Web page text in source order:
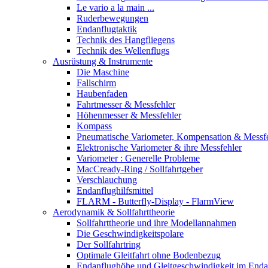
Le vario a la main ...
Ruderbewegungen
Endanflugtaktik
Technik des Hangfliegens
Technik des Wellenflugs
Ausrüstung & Instrumente
Die Maschine
Fallschirm
Haubenfaden
Fahrtmesser & Messfehler
Höhenmesser & Messfehler
Kompass
Pneumatische Variometer, Kompensation &
Elektronische Variometer & ihre Messfehler
Variometer : Generelle Probleme
MacCready-Ring / Sollfahrtgeber
Verschlauchung
Endanflughilfsmittel
FLARM - Butterfly-Display - FlarmView
Aerodynamik & Sollfahrttheorie
Sollfahrttheorie und ihre Modellannahmen
Die Geschwindigkeitspolare
Der Sollfahrtring
Optimale Gleitfahrt ohne Bodenbezug
Endanflughöhe und Gleitgeschwindigkeit im